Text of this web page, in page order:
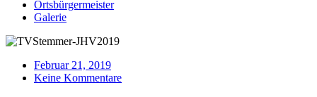
Ortsbürgermeister
Galerie
Februar 21, 2019
Keine Kommentare